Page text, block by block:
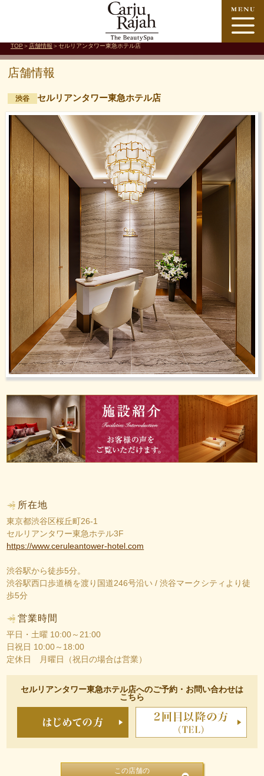
TOP ＞ 店舗情報 ＞セルリアンタワー東急ホテル店
店舗情報
渋谷 セルリアンタワー東急ホテル店
所在地
東京都渋谷区桜丘町26-1
セルリアンタワー東急ホテル3F
https://www.ceruleantower-hotel.com
渋谷駅から徒歩5分。
渋谷駅西口歩道橋を渡り国道246号沿い / 渋谷マークシティより徒
歩5分
営業時間
平日・土曜 10:00～21:00
日祝日 10:00～18:00
定休日 月曜日（祝日の場合は営業）
セルリアンタワー東急ホテル店へのご予約・お問い合わせは
こちら
この店舗の